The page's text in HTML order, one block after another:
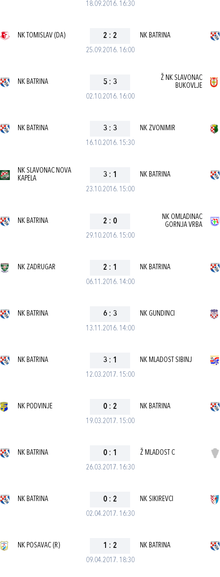
18.09.2016. 16:30
25.09.2016. 16:00
NK TOMISLAV (DA) 2 : 2 NK BATRINA
02.10.2016. 16:00
NK BATRINA 5 : 3
Ž NK SLAVONAC
BUKOVLJE
16.10.2016. 15:30
NK BATRINA 3 : 3 NK ZVONIMIR
23.10.2016. 15:00
NK SLAVONAC NOVA
KAPELA
3 : 1 NK BATRINA
29.10.2016. 15:00
NK BATRINA 2 : 0
NK OMLADINAC
GORNJA VRBA
06.11.2016. 14:00
NK ZADRUGAR 2 : 1 NK BATRINA
13.11.2016. 14:00
NK BATRINA 6 : 3 NK GUNDINCI
12.03.2017. 15:00
NK BATRINA 3 : 1 NK MLADOST SIBINJ
19.03.2017. 15:00
NK PODVINJE 0 : 2 NK BATRINA
26.03.2017. 16:30
NK BATRINA 0 : 1 Ž MLADOST C
02.04.2017. 16:30
NK BATRINA 0 : 2 NK SIKIREVCI
09.04.2017. 18:30
NK POSAVAC (R) 1 : 2 NK BATRINA